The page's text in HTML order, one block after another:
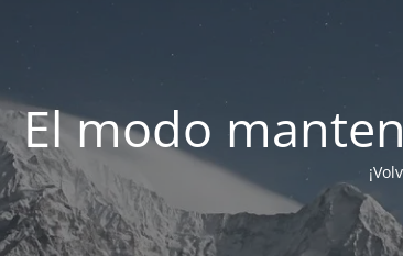
El modo